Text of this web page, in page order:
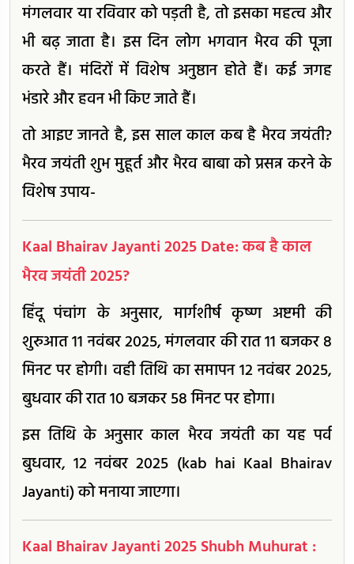
मंगलवार या रविवार को पड़ती है, तो इसका महत्व और
भी बढ़ जाता है। इस दिन लोग भगवान भैरव की पूजा
करते हैं। मंदिरों में विशेष अनुष्ठान होते हैं। कई जगह
भंडारे और हवन भी किए जाते हैं।
तो आइए जानते है, इस साल काल कब है भैरव जयंती?
भैरव जयंती शुभ मुहूर्त और भैरव बाबा को प्रसन्न करने के
विशेष उपाय-
Kaal Bhairav Jayanti 2025 Date: कब है काल
भैरव जयंती 2025?
हिंदू पंचांग के अनुसार, मार्गशीर्ष कृष्ण अष्टमी की
शुरुआत 11 नवंबर 2025, मंगलवार की रात 11 बजकर 8
मिनट पर होगी। वही तिथि का समापन 12 नवंबर 2025,
बुधवार की रात 10 बजकर 58 मिनट पर होगा।
इस तिथि के अनुसार काल भैरव जयंती का यह पर्व
बुधवार, 12 नवंबर 2025 (kab hai Kaal Bhairav
Jayanti) को मनाया जाएगा।
Kaal Bhairav Jayanti 2025 Shubh Muhurat :